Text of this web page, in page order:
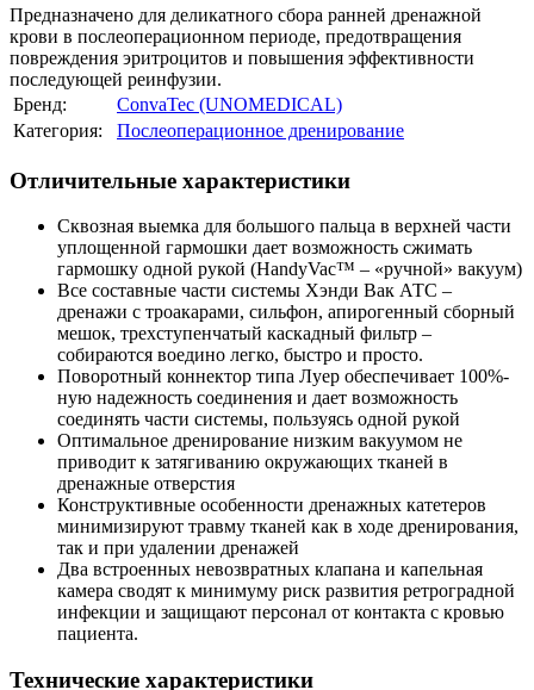
Предназначено для деликатного сбора ранней дренажной
крови в послеоперационном периоде, предотвращения
повреждения эритроцитов и повышения эффективности
последующей реинфузии.
Бренд:
ConvaTec (UNOMEDICAL)
Категория:
Послеоперационное дренирование
Отличительные характеристики
Сквозная выемка для большого пальца в верхней части
уплощенной гармошки дает возможность сжимать
гармошку одной рукой (HandyVac™ – «ручной» вакуум)
Все составные части системы Хэнди Вак АТС –
дренажи с троакарами, сильфон, апирогенный сборный
мешок, трехступенчатый каскадный фильтр –
собираются воедино легко, быстро и просто.
Поворотный коннектор типа Луер обеспечивает 100%-
ную надежность соединения и дает возможность
соединять части системы, пользуясь одной рукой
Оптимальное дренирование низким вакуумом не
приводит к затягиванию окружающих тканей в
дренажные отверстия
Конструктивные особенности дренажных катетеров
минимизируют травму тканей как в ходе дренирования,
так и при удалении дренажей
Два встроенных невозвратных клапана и капельная
камера сводят к минимуму риск развития ретроградной
инфекции и защищают персонал от контакта с кровью
пациента.
Технические характеристики